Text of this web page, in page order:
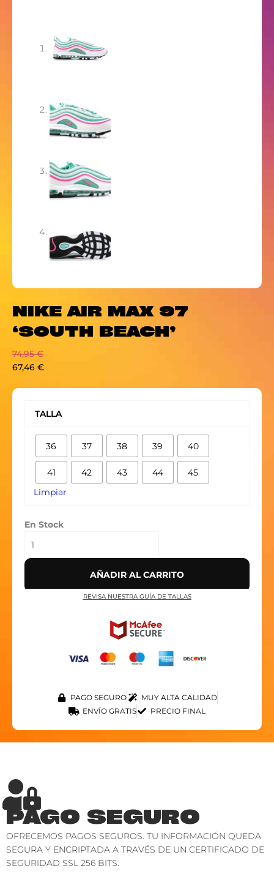
NIKE AIR MAX 97
‘SOUTH BEACH’
74,95€
67,46 €
TALLA
36 37 38 39 40
41 42 43 44 45
Limpiar
En Stock
'SOUTH
BEACH'
cantidad
AÑADIR AL CARRITO
REVISA NUESTRA GUÍA DE TALLAS
PAGO SEGURO
MUY ALTA CALIDAD
ENVÍO GRATIS
PRECIO FINAL
PAGO SEGURO
OFRECEMOS PAGOS SEGUROS. TU INFORMACIÓN QUEDA
SEGURA Y ENCRIPTADA A TRAVÉS DE UN CERTIFICADO DE
SEGURIDAD SSL 256 BITS.